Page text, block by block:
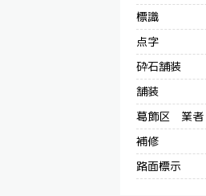
標識
点字
砕石舗装
舗装
葛飾区 業者
補修
路面標示